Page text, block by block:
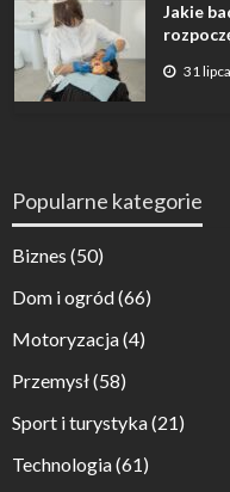
Jakie
31
Popularne kategorie
Biznes (50)
Dom i ogród(66)
Motoryzacja(4)
Przemysł(58)
Sport i turystyka(21)
Technologia(61)